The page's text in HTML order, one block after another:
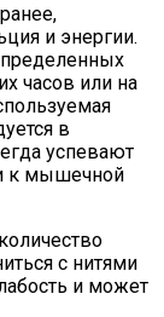
и энергии.
часов или на
в
успевают
к мышечной
с нитями
и может